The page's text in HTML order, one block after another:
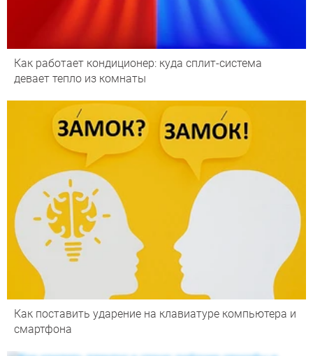
Как работает кондиционер: куда сплит-система
девает тепло из комнаты
Как поставить ударение на клавиатуре компьютера и
смартфона